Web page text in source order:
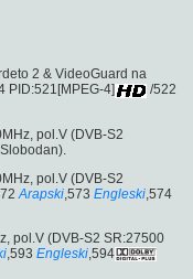
2 & VideoGuard na
PID:521[MPEG-4]
/522
pol.V (DVB-S2
pol.V (DVB-S2
Arapski ,573 Engleski ,574
pol.V (DVB-S2 SR:27500
,593 Engleski,594